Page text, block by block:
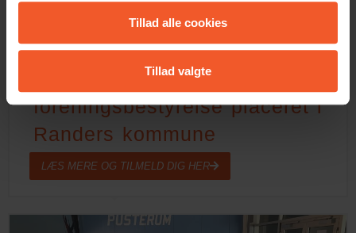
Tillad alle cookies
Tillad valgte
Deltagelse er gratis hvis du
er tilknyttet en
foreningsbestyrelse placeret i
Randers kommune
LÆS MERE OG TILMELD DIG HER